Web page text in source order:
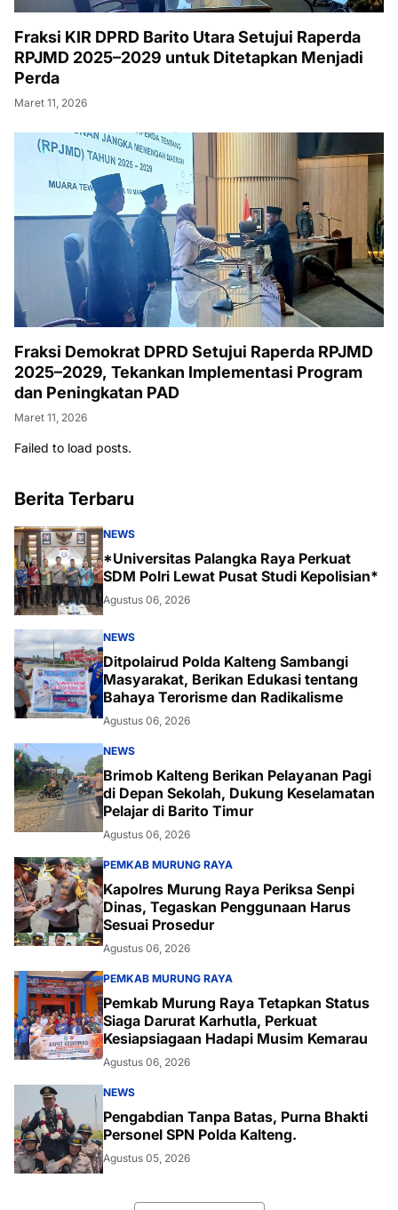
Fraksi KIR DPRD Barito Utara Setujui Raperda
RPJMD 2025–2029 untuk Ditetapkan Menjadi
Perda
Maret 11, 2026
Fraksi Demokrat DPRD Setujui Raperda RPJMD
2025–2029, Tekankan Implementasi Program
dan Peningkatan PAD
Maret 11, 2026
Failed to load posts.
Berita Terbaru
NEWS
*Universitas Palangka Raya Perkuat
SDM Polri Lewat Pusat Studi Kepolisian*
Agustus 06, 2026
NEWS
Ditpolairud Polda Kalteng Sambangi
Masyarakat, Berikan Edukasi tentang
Bahaya Terorisme dan Radikalisme
Agustus 06, 2026
NEWS
Brimob Kalteng Berikan Pelayanan Pagi
di Depan Sekolah, Dukung Keselamatan
Pelajar di Barito Timur
Agustus 06, 2026
PEMKAB MURUNG RAYA
Kapolres Murung Raya Periksa Senpi
Dinas, Tegaskan Penggunaan Harus
Sesuai Prosedur
Agustus 06, 2026
PEMKAB MURUNG RAYA
Pemkab Murung Raya Tetapkan Status
Siaga Darurat Karhutla, Perkuat
Kesiapsiagaan Hadapi Musim Kemarau
Agustus 06, 2026
NEWS
Pengabdian Tanpa Batas, Purna Bhakti
Personel SPN Polda Kalteng.
Agustus 05, 2026